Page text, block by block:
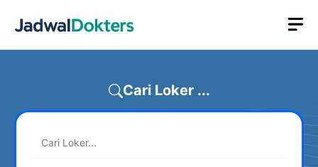
Cari Loker ...